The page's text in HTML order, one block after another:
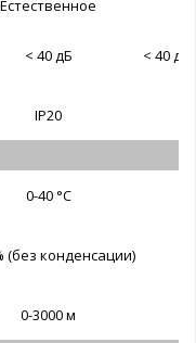
Естественное
< 40 дБ < 40 дБ
IP20
0-40 °C
(без конденсации)
0-3000 м